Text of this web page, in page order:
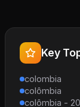
Key
colombia
colômbia
colômbia -